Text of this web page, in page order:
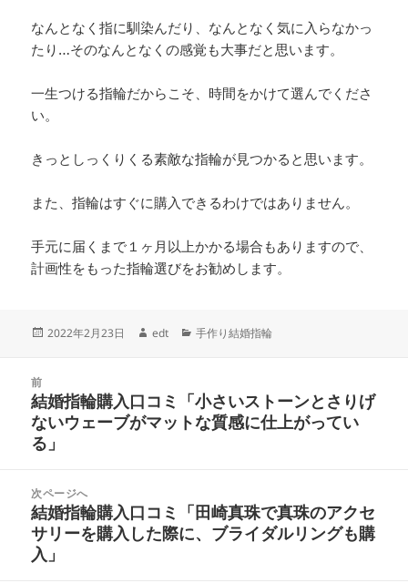
なんとなく指に馴染んだり、なんとなく気に入らなかっ
たり…そのなんとなくの感覚も大事だと思います。
一生つける指輪だからこそ、時間をかけて選んでくださ
い。
きっとしっくりくる素敵な指輪が見つかると思います。
また、指輪はすぐに購入できるわけではありません。
手元に届くまで１ヶ月以上かかる場合もありますので、
計画性をもった指輪選びをお勧めします。
投
2022年2月23日
作
edt
カ
ー
手作り結婚指輪
前
前
の
投
結婚指輪購入口コミ「小さいストーンとさりげ
ないウェーブがマットな質感に仕上がってい
る」
次ページへ
次
の
投
結婚指輪購入口コミ「田崎真珠で真珠のアクセ
サリーを購入した際に、ブライダルリングも購
入」